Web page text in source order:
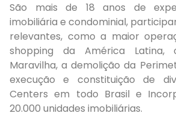
São mais de 18 anos de
imobiliária e condominial,
relevantes, como a maior
shopping da América Latina,
Maravilha, a demolição da
execução e constituição de
Centers em todo Brasil e
20.000 unidades imobiliárias.